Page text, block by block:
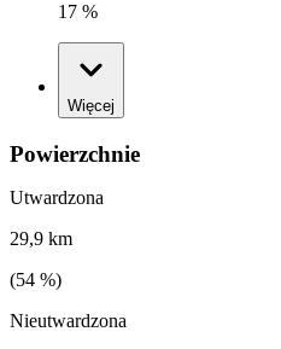
17 %
Więcej
Powierzchnie
Utwardzona
29,9 km
(54 %)
Nieutwardzona